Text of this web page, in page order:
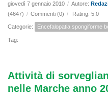
giovedì 7 gennaio 2010 / Autore:
(4647) / Commenti (0) / Rating: 5.0
Categorie: Encefalopatia spongiforme
Tag:
Attività di
nelle Marche anno